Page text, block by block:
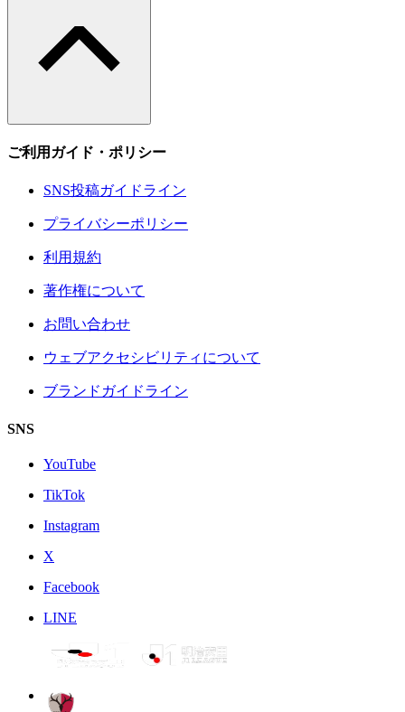
ご利用ガイド・ポリシー
SNS投稿ガイドライン
プライバシーポリシー
利用規約
著作権について
お問い合わせ
ウェブアクセシビリティについて
ブランドガイドライン
SNS
YouTube
TikTok
Instagram
X
Facebook
LINE